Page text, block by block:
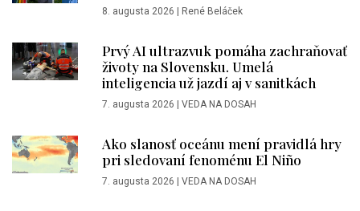
8. augusta 2026 René Beláček
Prvý AI ultrazvuk pomáha zachraňovať
životy na Slovensku. Umelá
inteligencia už jazdí aj v sanitkách
7. augusta 2026 VEDA NA DOSAH
Ako slanosť oceánu mení pravidlá hry
pri sledovaní fenoménu El Niño
7. augusta 2026 VEDA NA DOSAH